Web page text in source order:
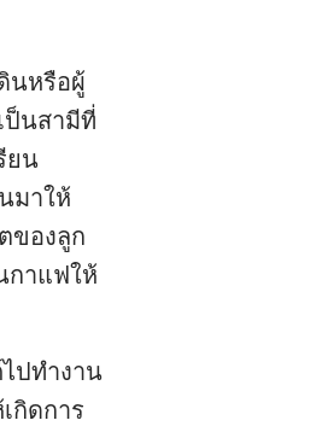
นหรือผู้
นสามีที่
ยน
มาให้
ของลูก
กาแฟให้
ปทำงาน
กิดการ